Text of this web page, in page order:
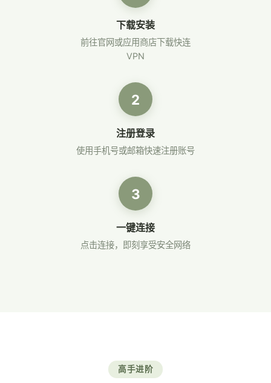
下载安装
前往官网或应用商店下载快连
VPN
2
注册登录
使用手机号或邮箱快速注册账号
3
一键连接
点击连接，即刻享受安全网络
高手进阶